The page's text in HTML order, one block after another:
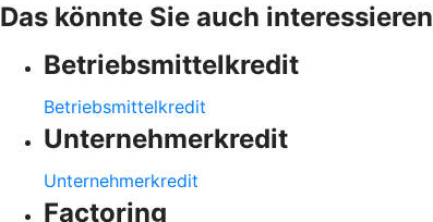
Das könnte Sie auch interessieren
Betriebsmittelkredit
Betriebsmittelkredit
Unternehmerkredit
Unternehmerkredit
Factoring